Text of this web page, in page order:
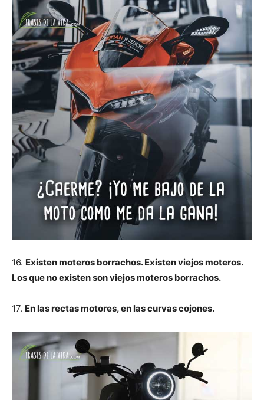
16. Existen moteros borrachos. Existen viejos moteros.
Los que no existen son viejos moteros borrachos.
17. En las rectas motores, en las curvas cojones.